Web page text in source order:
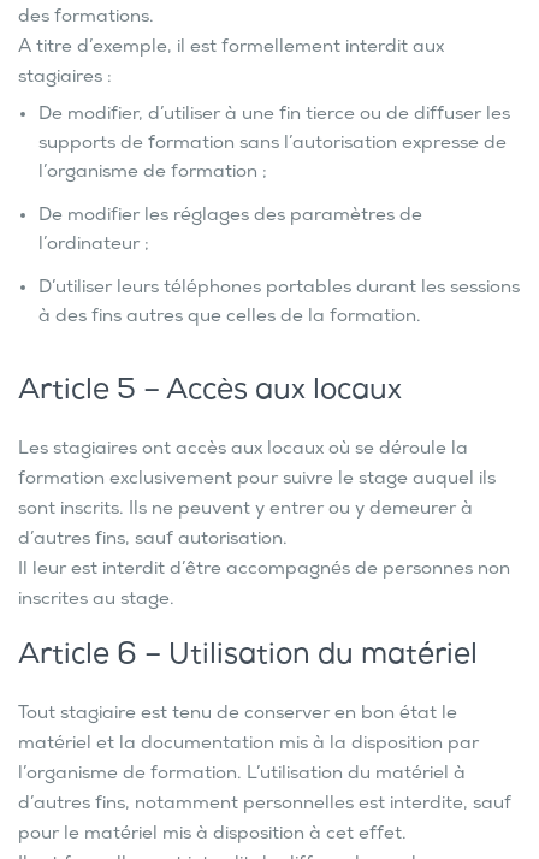
des formations.
A titre d’exemple, il est formellement interdit aux
stagiaires :
De modifier, d’utiliser à une fin tierce ou de diffuser les
supports de formation sans l’autorisation expresse de
l’organisme de formation ;
De modifier les réglages des paramètres de
l’ordinateur ;
D’utiliser leurs téléphones portables durant les sessions
à des fins autres que celles de la formation.
Article 5 – Accès aux locaux
Les stagiaires ont accès aux locaux où se déroule la
formation exclusivement pour suivre le stage auquel ils
sont inscrits. Ils ne peuvent y entrer ou y demeurer à
d’autres fins, sauf autorisation.
Il leur est interdit d’être accompagnés de personnes non
inscrites au stage.
Article 6 – Utilisation du matériel
Tout stagiaire est tenu de conserver en bon état le
matériel et la documentation mis à la disposition par
l’organisme de formation. L’utilisation du matériel à
d’autres fins, notamment personnelles est interdite, sauf
pour le matériel mis à disposition à cet effet.